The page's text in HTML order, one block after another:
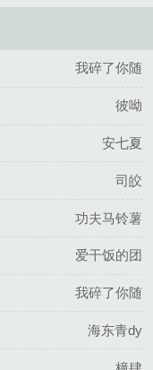
我碎了你随
彼呦
安七夏
司皎
功夫马铃薯
爱干饭的团
我碎了你随
海东青dy